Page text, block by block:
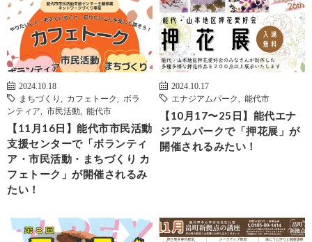
2024.10.18
まちづくり
カフェトーク
ボラ
ンティア
市民活動 能代市
【11月16日】能代市市民活動
支援センターで「ボランティ
ア・市民活動・まちづくり カ
フェトーク」が開催されるみ
たい！
2024.10.17
エナジアムパーク
能代市
【10月17〜25日】能代エナ
ジアムパークで「押花展」が
開催されるみたい！